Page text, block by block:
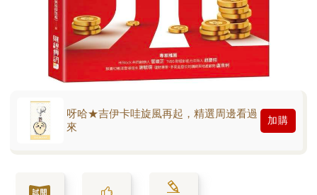
呀哈★吉伊卡哇旋風再起，精選周邊看過
來
加購